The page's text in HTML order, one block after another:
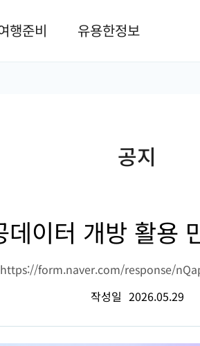
행준비 유용한정보
공지
데이터 개방 활용
https://form.naver.com/response/
작성일 2026.05.29